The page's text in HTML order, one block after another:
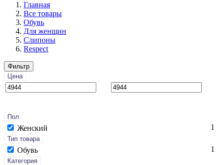
Главная
Все товары
Обувь
Для женщин
Слипоны
Respect
Фильтр
Цена
Пол
Женский 1
Тип товара
Обувь 1
Категория